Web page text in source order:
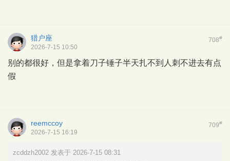
708#
猎户座
2026-7-15 10:50
别的都很好，但是拿着刀子锤子半天扎不到人刺不进去有点
假
709#
reemccoy
2026-7-15 16:19
zcddzh2002 发表于 2026-7-15 08:31